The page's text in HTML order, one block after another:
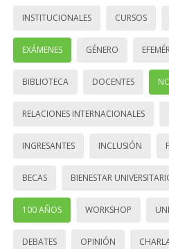
INSTITUCIONALES CURSOS
EXÁMENES GÉNERO
BIBLIOTECA DOCENTES
RELACIONES INTERNACIONALES
INGRESANTES INCLUSIÓN
BECAS BIENESTAR
100 AÑOS WORKSHOP
DEBATES OPINIÓN